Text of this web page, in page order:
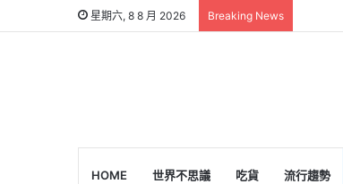
星期六, 8 8 月 2026 Breaking News
HOME 世界不思議 吃貨 流行趨勢